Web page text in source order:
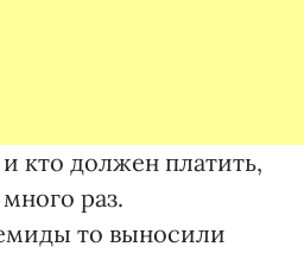
кто должен платить,
раз.
то выносили